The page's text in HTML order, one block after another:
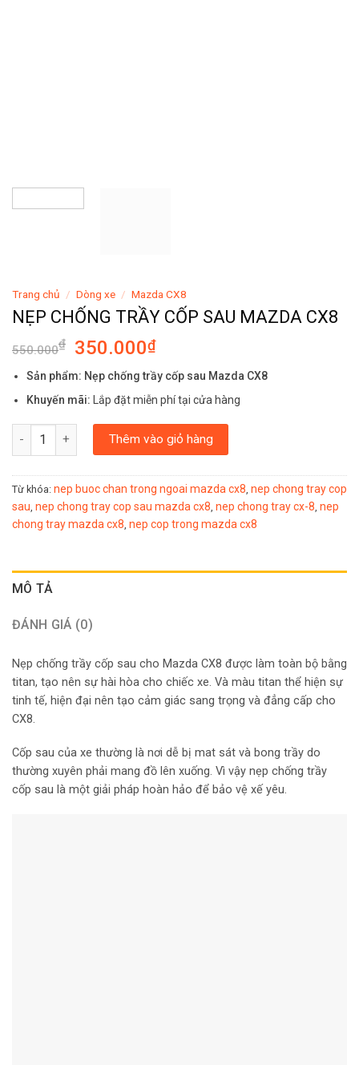
Trang chủ / Dòng xe / Mazda CX8
NẸP CHỐNG TRẦY CỐP SAU MAZDA CX8
550.000₫ 350.000₫
Sản phẩm: Nẹp chống trầy cốp sau Mazda CX8
Khuyến mãi: Lắp đặt miễn phí tại cửa hàng
NẸP CHỐNG TRẦY CỐP SAU MAZDA CX8 số lượng
Thêm vào giỏ hàng
Từ khóa: nep buoc chan trong ngoai mazda cx8 nep chong tray cop
sau nep chong tray cop sau mazda cx8 nep chong tray cx-8 nep
chong tray mazda cx8 nep cop trong mazda cx8
MÔ TẢ
ĐÁNH GIÁ (0)
Nẹp chống trầy cốp sau cho Mazda CX8 được làm toàn bộ bằng
titan, tạo nên sự hài hòa cho chiếc xe. Và màu titan thể hiện sự
tinh tế, hiện đại nên tạo cảm giác sang trọng và đẳng cấp cho
CX8.
Cốp sau của xe thường là nơi dễ bị mat sát và bong trầy do
thường xuyên phải mang đồ lên xuống. Vì vậy nẹp chống trầy
cốp sau là một giải pháp hoàn hảo để bảo vệ xế yêu.